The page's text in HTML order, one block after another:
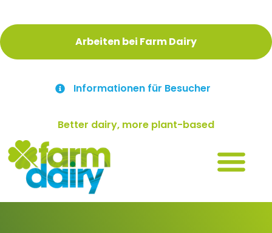
Better dairy, more plant-based
Informationen für Besucher
Arbeiten bei Farm Dairy